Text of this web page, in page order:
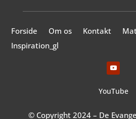
Forside Om os Kontakt
Inspiration_gl
YouTube
© Copyright 2024 – De